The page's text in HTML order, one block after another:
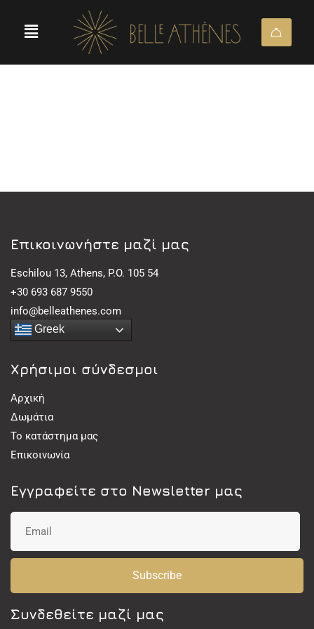
Eπικοινωνήστε μαζί μας
Eschilou 13, Athens, P.O. 105 54
+30 693 687 9550
info@belleathenes.com
Greek
Χρήσιμοι σύνδεσμοι
Αρχική
Δωμάτια
Το κατάστημα μας
Επικοινωνία
Εγγραφείτε στο Newsletter μας
Subscribe
Συνδεθείτε μαζί μας